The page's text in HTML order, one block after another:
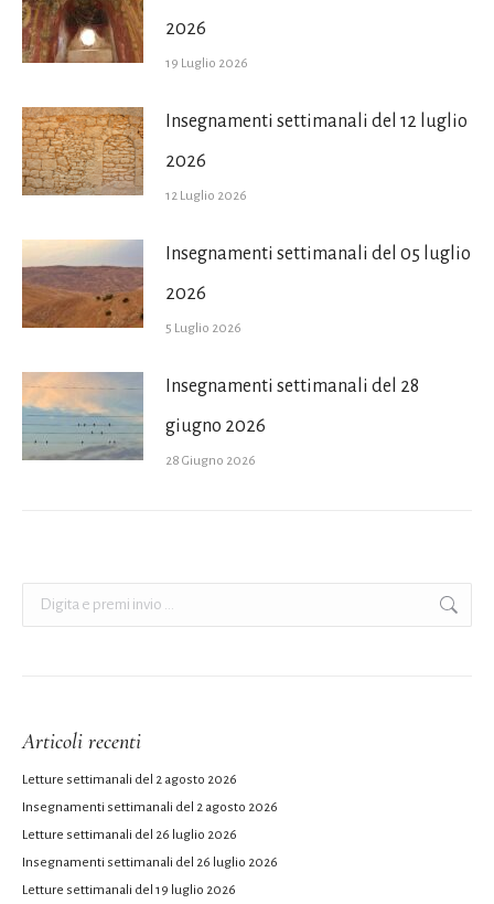
2026
19 Luglio 2026
Insegnamenti settimanali del 12 luglio
2026
12 Luglio 2026
Insegnamenti settimanali del 05 luglio
2026
5 Luglio 2026
Insegnamenti settimanali del 28
giugno 2026
28 Giugno 2026
Articoli recenti
Letture settimanali del 2 agosto 2026
Insegnamenti settimanali del 2 agosto 2026
Letture settimanali del 26 luglio 2026
Insegnamenti settimanali del 26 luglio 2026
Letture settimanali del 19 luglio 2026